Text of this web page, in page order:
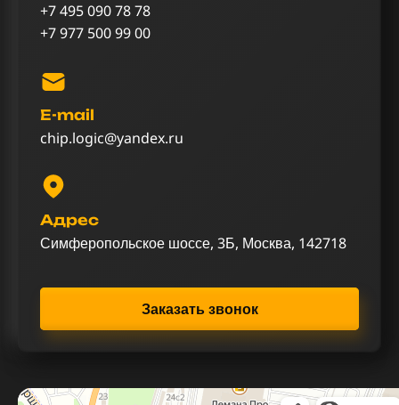
+7 495 090 78 78
+7 977 500 99 00
E-mail
chip.logic@yandex.ru
Адрес
Симферопольское шоссе, 3Б, Москва, 142718
Заказать звонок